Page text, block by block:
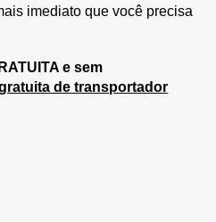
imediato que você precisa
e sem
de transportador